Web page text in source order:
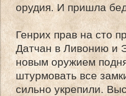
орудия. И пришла
Генрих прав на сто
Датчан в Ливонию и
новым оружием
штурмовать все
сильно укрепили.